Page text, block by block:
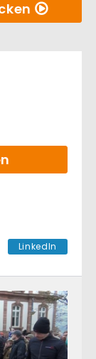
LinkedIn